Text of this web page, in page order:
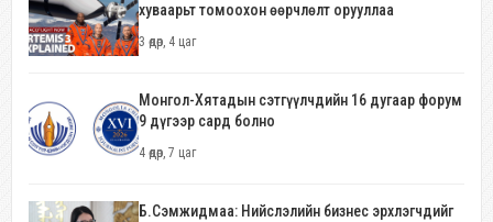
хуваарьт томоохон өөрчлөлт орууллаа
3 өдөр, 4 цаг
Монгол-Хятадын сэтгүүлчдийн 16 дугаар форум
9 дүгээр сард болно
4 өдөр, 7 цаг
Б.Сэмжидмаа: Нийслэлийн бизнес эрхлэгчдийг